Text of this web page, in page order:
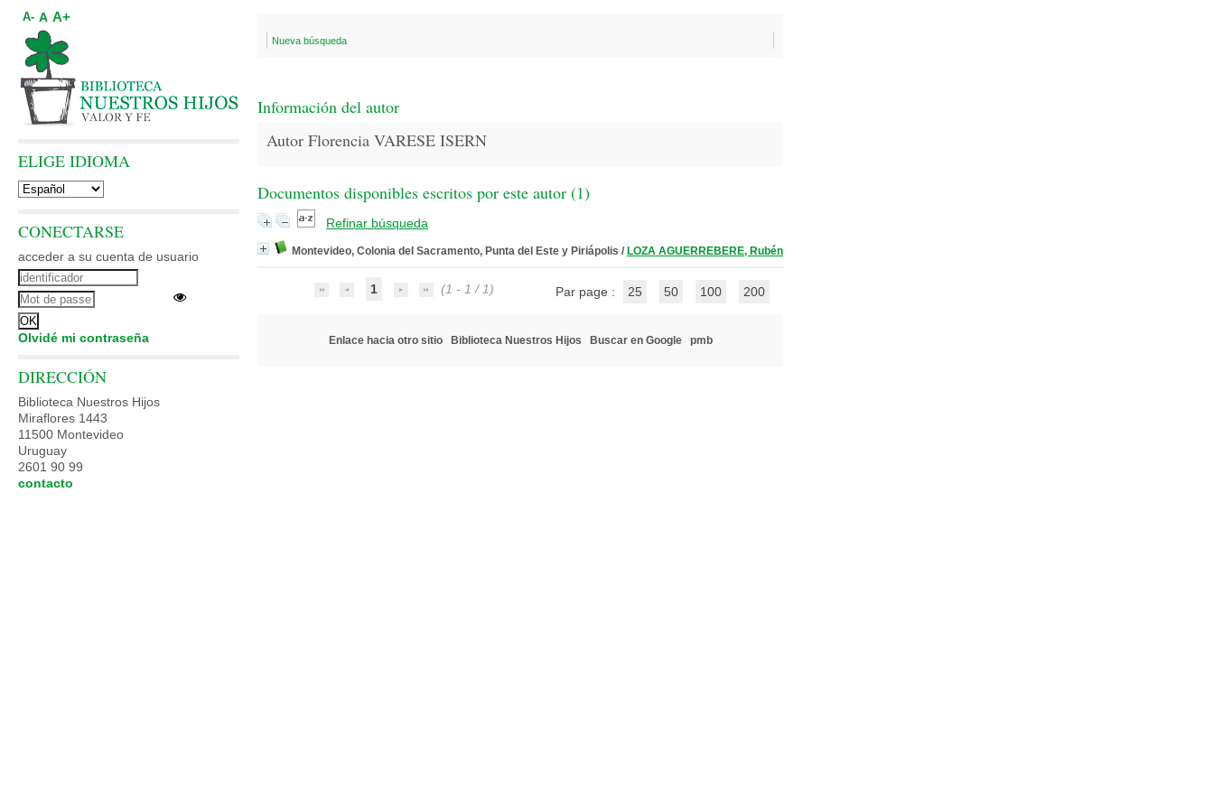
Nueva búsqueda
Información del autor
Autor Florencia VARESE ISERN
Documentos disponibles escritos por este autor (1)
Refinar búsqueda
Montevideo, Colonia del Sacramento, Punta del Este y Piriápolis / LOZA AGUERREBERE, Rubén
1 (1 - 1 / 1) Par page : 25 50 100 200
Enlace hacia otro sitio Biblioteca Nuestros Hijos Buscar en Google pmb
A- A A+
ELIGE IDIOMA
CONECTARSE
acceder a su cuenta de usuario
Olvidé mi contraseña
DIRECCIÓN
Biblioteca Nuestros Hijos
Miraflores 1443
11500 Montevideo
Uruguay
2601 90 99
contacto